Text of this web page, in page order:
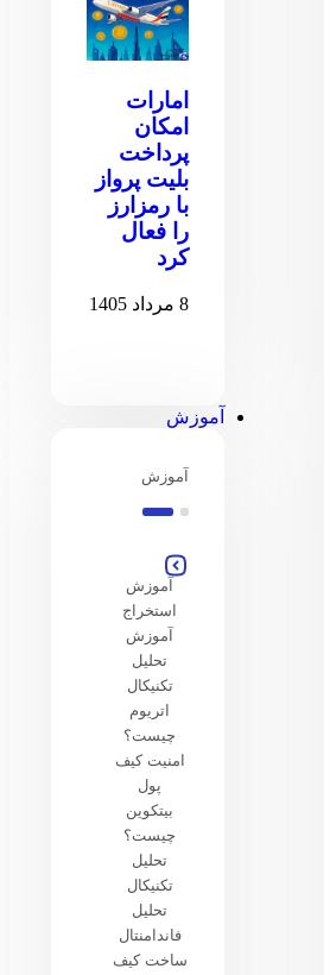
امارات
امکان
پرداخت
بلیت پرواز
با رمزارز
را فعال
کرد
8 مرداد 1405
آموزش
آموزش
آموزش
استخراج
آموزش
تحلیل
تکنیکال
اتریوم
چیست؟
امنیت کیف
پول
بیتکوین
چیست؟
تحلیل
تکنیکال
تحلیل
فاندامنتال
ساخت کیف